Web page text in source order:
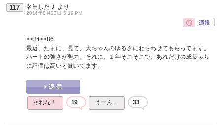
117 名無しだＪ より
2016年8月23日 5:19 PM
>>34>>86
最近、たまに、見て、大ちゃんのゆるさにわらわせてもらってます。
ハートの強さが魅力。それに、１年そこそこで、あれだけの成長ぶり
に評価は高いと聞いてます。
それな！ 19 うーん… 33